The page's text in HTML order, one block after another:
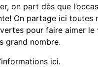
on part dès que
On partage ici toutes
pour faire aimer le
grand nombre.
ici.